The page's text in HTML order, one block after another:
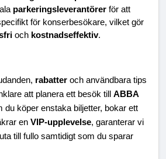
parkeringsleverantörer för att
för konserbesökare, vilket gör
och kostnadseffektiv.
rabatter och användbara tips
att planera ett besök till ABBA
du köper enstaka biljetter, bokar ett
en VIP-upplevelse, garanterar vi
till fullo samtidigt som du sparar